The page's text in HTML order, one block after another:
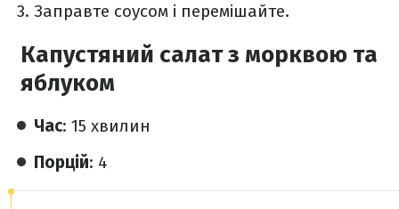
Заправте соусом і перемішайте.
Капустяний салат з морквою та
яблуком
Час: 15 хвилин
Порцій: 4